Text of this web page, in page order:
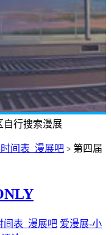
自行搜索漫展
间表_漫展吧 > 第四届
间表_漫展吧 爱漫展-小